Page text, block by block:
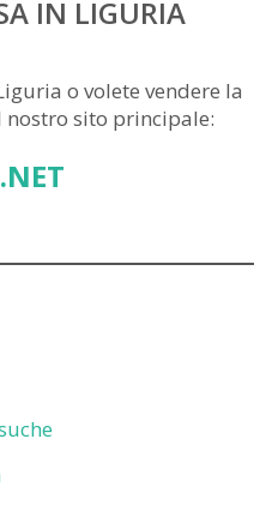
IN LIGURIA
o volete vendere la
sito principale: